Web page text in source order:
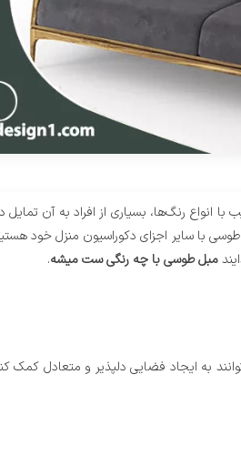
انواع رنگ‌ها، بسیاری از افراد به آن
با سایر اجزای دکوراسیون منزل خود
مبل طوسی با چه رنگی ست میشه.
به ایجاد فضایی دلپذیر و متعادل کمک